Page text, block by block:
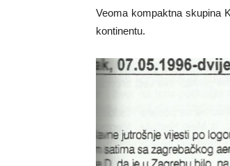
Veoma kompaktna skupina
kontinentu.